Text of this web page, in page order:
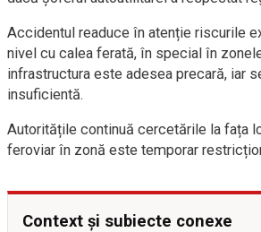
Accidentul readuce în atenție riscurile
nivel cu calea ferată, în special în
infrastructura este adesea precară, iar
insuficientă.
Autoritățile continuă cercetările la fața
feroviar în zonă este temporar
Context și subiecte conexe